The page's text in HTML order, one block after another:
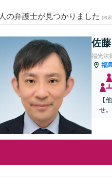
人の弁護士が見つかりました (検
佐
福光法
福
【
せ